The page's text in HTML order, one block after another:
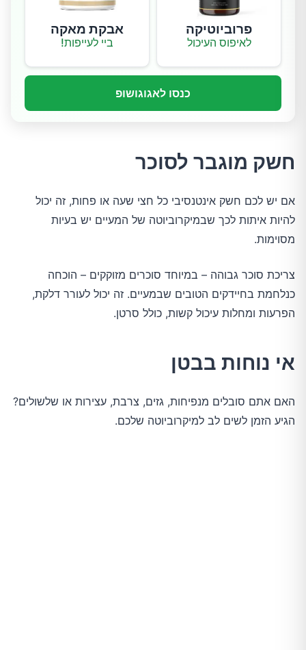
פרוביוטיקה
לאיפוס העיכול
אבקת מאקה
ביי לעייפות!
כנסו לאגוגושופ
חשק מוגבר לסוכר
אם יש לכם חשק אינטנסיבי כל חצי שעה או פחות, זה יכול
להיות איתות לכך שבמיקרוביוטה של ​​המעיים יש בעיות
מסוימות.
צריכת סוכר גבוהה – במיוחד סוכרים מזוקקים – הוכחה
כנלחמת בחיידקים הטובים שבמעיים. זה יכול לעורר דלקת,
הפרעות ומחלות עיכול קשות, כולל סרטן.
אי נוחות בבטן
האם אתם סובלים מנפיחות, גזים, צרבת, עצירות או שלשולים?
הגיע הזמן לשים לב למיקרוביוטה שלכם.